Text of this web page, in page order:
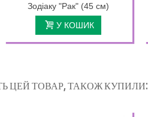
Зодіаку "Рак" (45 см)
У КОШИК
ЦЕЙ ТОВАР, ТАКОЖ КУПИЛИ: